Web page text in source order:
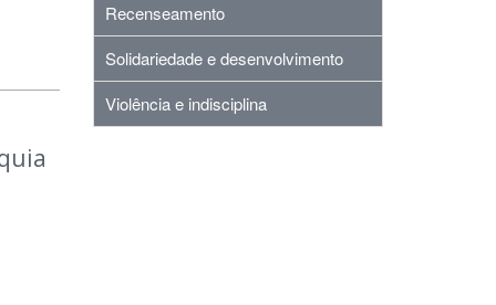
Recenseamento
Solidariedade e desenvolvimento
Violência e indisciplina